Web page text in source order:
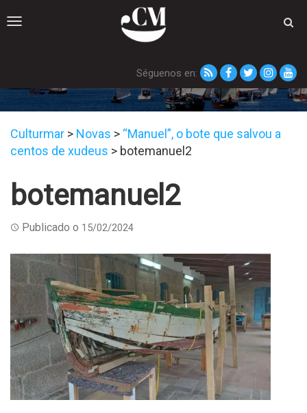
Toggle
Séguenos en:
botemanuel2
Culturmar > Novas > “Manuel”, o bote que salvou a
centos de xudeus > botemanuel2
botemanuel2
Publicado o 15/02/2024